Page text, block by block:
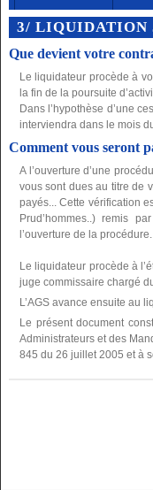
3/ LIQUIDATION
Que devient votre
Le liquidateur procède à
la fin de la poursuite
Dans l’hypothèse d’une
interviendra dans le mois
Comment vous seront
A l’ouverture d’une
vous sont dues au titre de
payés... Cette vérification
Prud’hommes..) remis
l’ouverture de la procédure.
Le liquidateur procède à
juge commissaire chargé
L’AGS avance ensuite au
Le présent document
Administrateurs et des
845 du 26 juillet 2005 et à